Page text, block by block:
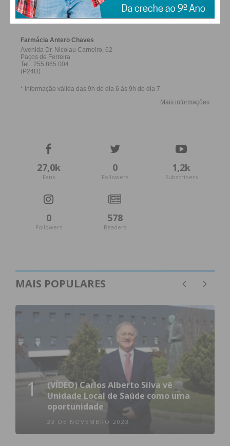
Imediato
Assine nossa newsletter por e-mail e
obtenha de forma regular a informação
condições
FERREIRA
27,0k
Fans
0
Followers
1,2k
Subscribers
0
Followers
578
Readers
MAIS POPULARES
1
(VÍDEO) Carlos Alberto Silva vê
Unidade Local de Saúde como uma
oportunidade
23 DE NOVEMBRO 2023